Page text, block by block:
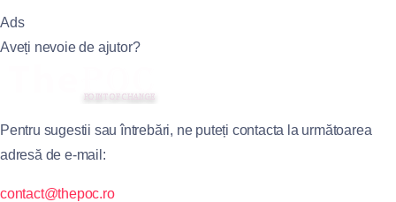
Ads
Aveți nevoie de ajutor?
Pentru sugestii sau întrebări, ne puteți contacta la următoarea
adresă de e-mail:
contact@thepoc.ro